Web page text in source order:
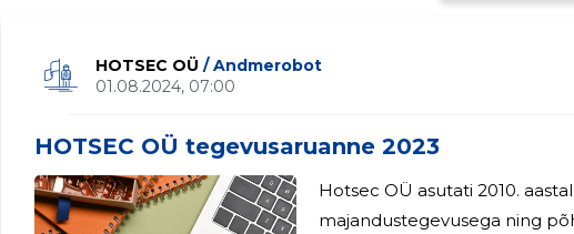
HOTSEC OÜ / Andmerobot
01.08.2024, 07:00
HOTSEC OÜ tegevusaruanne 2023
Hotsec OÜ asutati 2010.
majandustegevusega ning